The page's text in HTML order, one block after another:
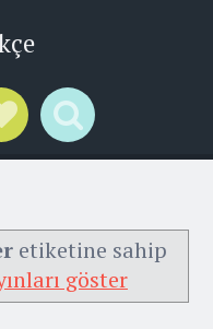
Social Links
Search
etiketine sahip
göster